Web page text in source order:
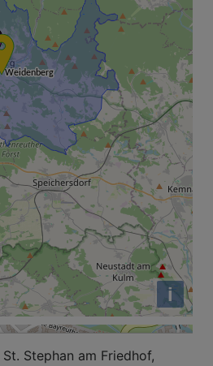
i
St. Stephan am Friedhof,